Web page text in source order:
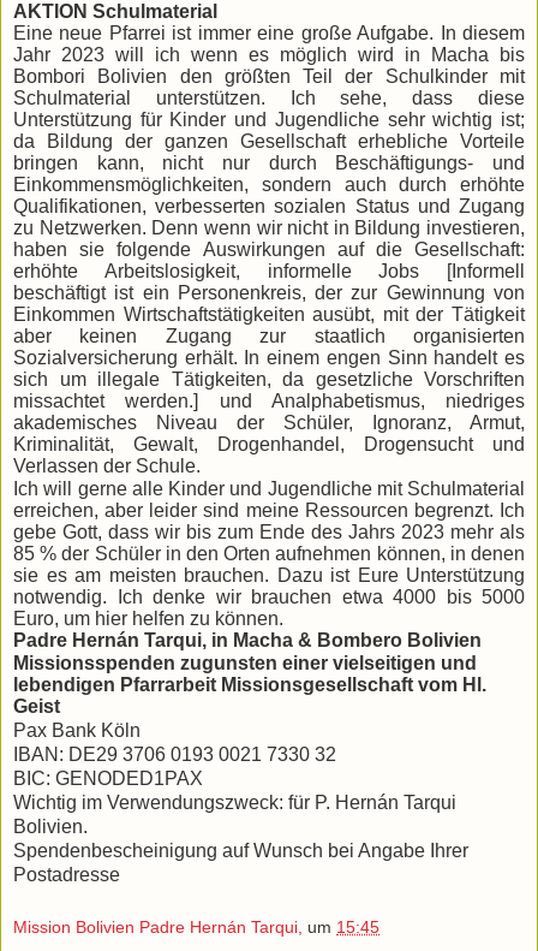
AKTION Schulmaterial
Eine neue Pfarrei ist immer eine große Aufgabe. In diesem
Jahr 2023 will ich wenn es möglich wird in Macha bis
Bombori Bolivien den größten Teil der Schulkinder mit
Schulmaterial unterstützen. Ich sehe, dass diese
Unterstützung für Kinder und Jugendliche sehr wichtig ist;
da Bildung der ganzen Gesellschaft erhebliche Vorteile
bringen kann, nicht nur durch Beschäftigungs- und
Einkommensmöglichkeiten, sondern auch durch erhöhte
Qualifikationen, verbesserten sozialen Status und Zugang
zu Netzwerken. Denn wenn wir nicht in Bildung investieren,
haben sie folgende Auswirkungen auf die Gesellschaft:
erhöhte Arbeitslosigkeit, informelle Jobs [Informell
beschäftigt ist ein Personenkreis, der zur Gewinnung von
Einkommen Wirtschaftstätigkeiten ausübt, mit der Tätigkeit
aber keinen Zugang zur staatlich organisierten
Sozialversicherung erhält. In einem engen Sinn handelt es
sich um illegale Tätigkeiten, da gesetzliche Vorschriften
missachtet werden.] und Analphabetismus, niedriges
akademisches Niveau der Schüler, Ignoranz, Armut,
Kriminalität, Gewalt, Drogenhandel, Drogensucht und
Verlassen der Schule.
Ich will gerne alle Kinder und Jugendliche mit Schulmaterial
erreichen, aber leider sind meine Ressourcen begrenzt. Ich
gebe Gott, dass wir bis zum Ende des Jahrs 2023 mehr als
85 % der Schüler in den Orten aufnehmen können, in denen
sie es am meisten brauchen. Dazu ist Eure Unterstützung
notwendig. Ich denke wir brauchen etwa 4000 bis 5000
Euro, um hier helfen zu können.
Padre Hernán Tarqui, in Macha & Bombero Bolivien
Missionsspenden zugunsten einer vielseitigen und
lebendigen Pfarrarbeit Missionsgesellschaft vom Hl.
Geist
Pax Bank Köln
IBAN: DE29 3706 0193 0021 7330 32
BIC: GENODED1PAX
Wichtig im Verwendungszweck: für P. Hernán Tarqui
Bolivien.
Spendenbescheinigung auf Wunsch bei Angabe Ihrer
Postadresse
Mission Bolivien Padre Hernán Tarqui, um 15:45